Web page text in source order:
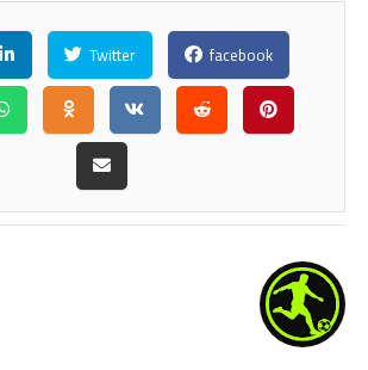
facebook
Twitter